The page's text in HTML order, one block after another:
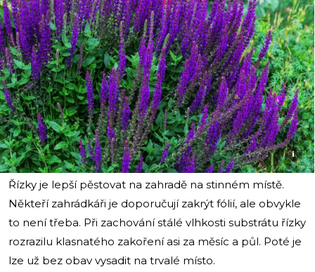
i
Řízky je lepší pěstovat na zahradě na stinném místě.
Někteří zahrádkáři je doporučují zakrýt fólií, ale obvykle
to není třeba. Při zachování stálé vlhkosti substrátu řízky
rozrazilu klasnatého zakoření asi za měsíc a půl. Poté je
lze už bez obav vysadit na trvalé místo.